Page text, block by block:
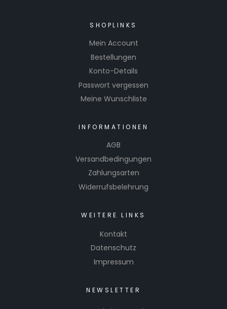
SHOPLINKS
Mein Account
Bestellungen
Konto-Details
Passwort vergessen
Meine Wunschliste
INFORMATIONEN
AGB
Versandbedingungen
Zahlungsarten
Widerrufsbelehrung
WEITERE LINKS
Kontakt
Datenschutz
Impressum
NEWSLETTER